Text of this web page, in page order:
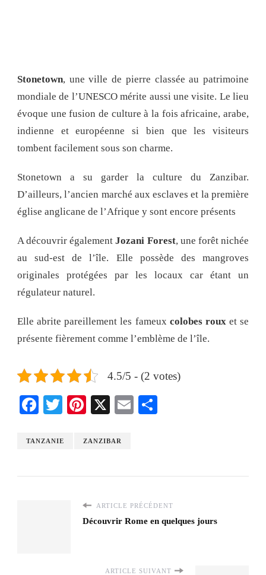
Stonetown, une ville de pierre classée au patrimoine
mondiale de l’UNESCO mérite aussi une visite. Le lieu
évoque une fusion de culture à la fois africaine, arabe,
indienne et européenne si bien que les visiteurs
tombent facilement sous son charme.
Stonetown a su garder la culture du Zanzibar.
D’ailleurs, l’ancien marché aux esclaves et la première
église anglicane de l’Afrique y sont encore présents
A découvrir égalementJozani Forest, une forêt nichée
au sud-est de l’île. Elle possède des mangroves
originales protégées par les locaux car étant un
régulateur naturel.
Elle abrite pareillement les fameux colobes roux et se
présente fièrement comme l’emblème de l’île.
4.5/5 - (2 votes)
Facebook
TwitterPinterest
X Email
TANZANIE ZANZIBAR
ARTICLE PRÉCÉDENT
Découvrir Rome en quelques jours
ARTICLE SUIVANT